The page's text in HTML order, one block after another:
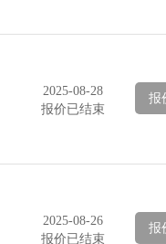
2025-08-28
报价已结束
报
2025-08-26
报价已结束
报